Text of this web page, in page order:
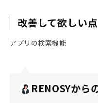
改善して欲しい点
アプリの検索機能
RENOSYから